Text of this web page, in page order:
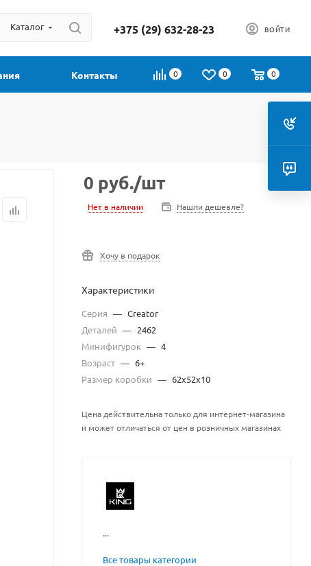
Каталог +375 (29) 632-28-23 ВОЙТИ
0 0 0
Контакты
0 руб./шт
Нет в наличии Нашли дешевле?
Хочу в подарок
Характеристики
Серия — Creator
Деталей — 2462
Минифигурок — 4
Возраст — 6+
Размер коробки — 62x52x10
Цена действительна только для интернет-магазина
и может отличаться от цен в розничных магазинах
...
Все товары категории